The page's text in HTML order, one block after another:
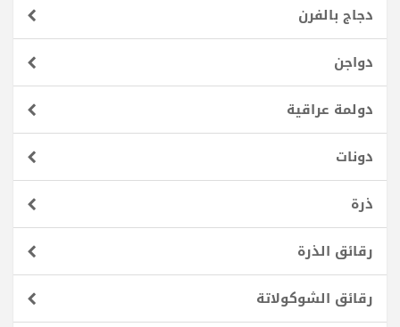
دجاج بالفرن
دواجن
دولمة عراقية
دونات
ذرة
رقائق الذرة
رقائق الشوكولاتة